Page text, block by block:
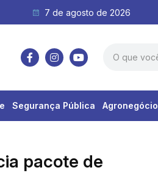
7 de agosto de 2026
Segurança Pública Agronegócio
pacote de